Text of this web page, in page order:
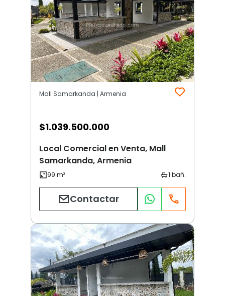
Mall Samarkanda | Armenia
$1.039.500.000
Local Comercial en Venta, Mall
Samarkanda, Armenia
Contactar